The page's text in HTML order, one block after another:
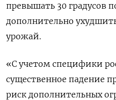
превышать 30 градусов
дополнительно
урожай.
«С учетом специфики
существенное падение
риск дополнительных